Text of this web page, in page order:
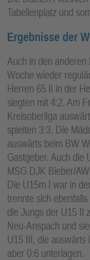
Tabellenplatz und
Ergebnisse der
Auch in den
Woche wieder
Herren 65 II in der
siegten mit 4:2. Am
Kreisoberliga
spielten 3:3. Die
auswärts beim BW
Gastgeber. Auch die
MSG DJK Bieber/
Die U15m I war in
trennte sich
die Jungs der U15 II
Neu-Anspach und
U15 III, die auswärts
aber 0:6 unterlagen.